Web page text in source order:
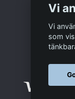
Vi
Vi
som